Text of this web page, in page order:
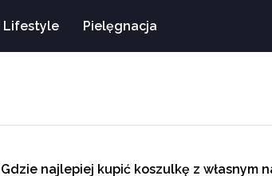
Lifestyle Pielęgnacja
Gdzie najlepiej kupić koszulkę z własnym